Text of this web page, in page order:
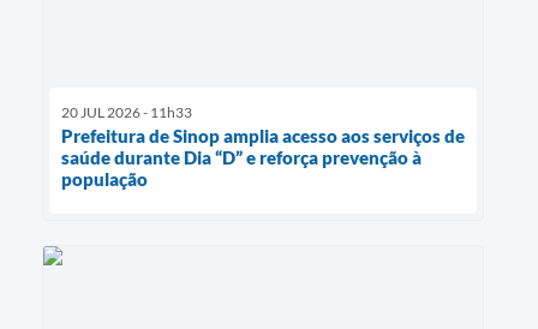
20 JUL 2026 - 11h33
Prefeitura de Sinop amplia acesso aos serviços de
saúde durante Dia “D” e reforça prevenção à
população